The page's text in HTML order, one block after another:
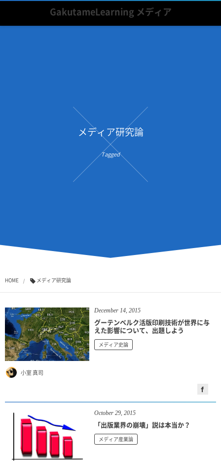
GakutameLearning メディア
メディア研究論
Tagged
HOME メディア研究論
December 14,2015
グーテンベルク活版印刷技術が世界に与
えた影響について、出題しよう
メディア史論
小室 真司
October 29 ,2015
「出版業界の崩壊」説は本当か？
メディア産業論